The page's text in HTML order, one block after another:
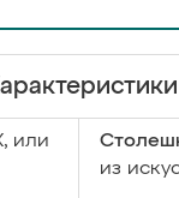
или
из